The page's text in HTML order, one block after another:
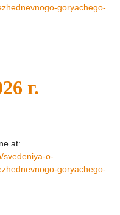
goryachego-
г.
at:
svedeniya-o-
goryachego-